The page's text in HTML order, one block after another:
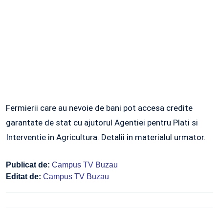
Fermierii care au nevoie de bani pot accesa credite
garantate de stat cu ajutorul Agentiei pentru Plati si
Interventie in Agricultura. Detalii in materialul urmator.
Publicat de: Campus TV Buzau
Editat de: Campus TV Buzau